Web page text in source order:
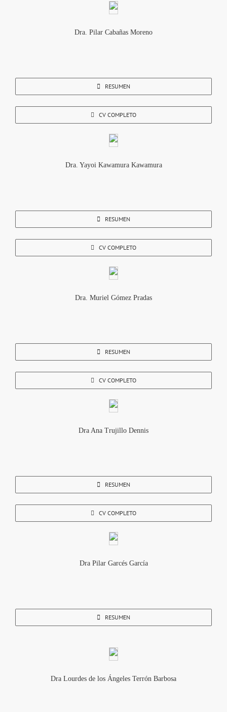
Dra. Pilar Cabañas Moreno
RESUMEN
CV COMPLETO
Dra. Yayoi Kawamura Kawamura
RESUMEN
CV COMPLETO
Dra. Muriel Gómez Pradas
RESUMEN
CV COMPLETO
Dra Ana Trujillo Dennis
RESUMEN
CV COMPLETO
Dra Pilar Garcés García
RESUMEN
Dra Lourdes de los Ángeles Terrón Barbosa